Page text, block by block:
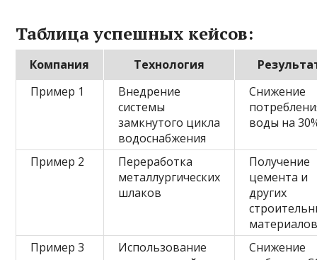
Таблица успешных кейсов:
Компания Технология
Пример 1
Внедрение
системы
замкнутого цикла
водоснабжения
Снижение
воды на
Пример 2
Переработка
металлургических
шлаков
Получение
цемента и
других
Пример 3
Использование
Снижение